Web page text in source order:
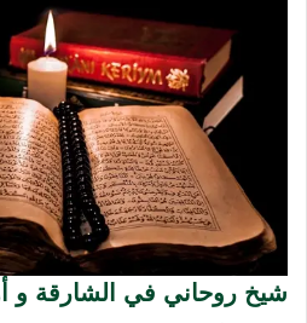
شيخ روحاني في الشارقة و